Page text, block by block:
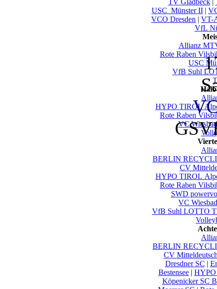
USC_Münster II|
VCO Dresden | VT-
VfL
Allianz
Rote Raben
USC
VfB Suhl
HYPO TIROL
Rote Raben
VC
BERLIN
CV
HYPO TIROL
Rote Raben
SWD
VC
VfB Suhl LOTTO
BERLIN
CV
Dresdner SC |
Bestensee | HYPO
Köpenicker SC